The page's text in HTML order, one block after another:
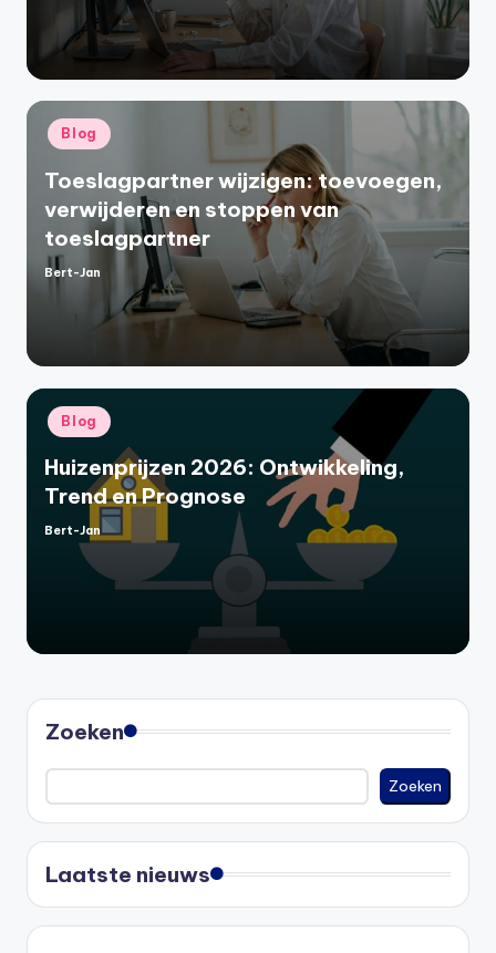
Geplaatst
in
Blog
Toeslagpartner wijzigen: toevoegen,
verwijderen en stoppen van
toeslagpartner
Geplaatst
Bert-Jan
Geplaatst
in
Blog
Huizenprijzen 2026: Ontwikkeling,
Trend en Prognose
Geplaatst
Bert-Jan
Zoeken
Zoeken
Laatste nieuws